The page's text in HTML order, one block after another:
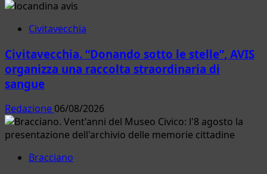
Civitavecchia
Civitavecchia. “Donando sotto le stelle”, AVIS
organizza una raccolta straordinaria di
sangue
Redazione 06/08/2026
Bracciano